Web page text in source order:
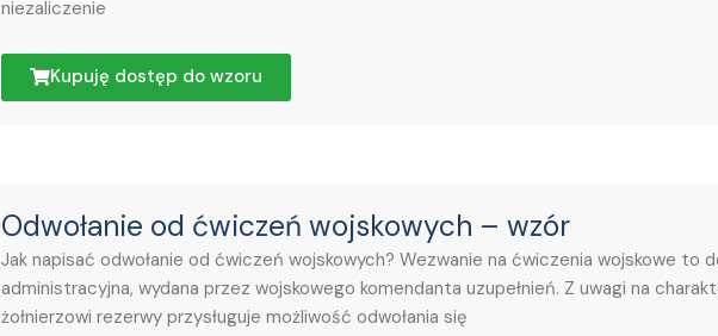
niezaliczenie
Kupuję dostęp do wzoru
Odwołanie od ćwiczeń wojskowych – wzór
Jak napisać odwołanie od ćwiczeń wojskowych? Wezwanie na ćwiczenia wojskowe to
administracyjna, wydana przez wojskowego komendanta uzupełnień. Z uwagi na
żołnierzowi rezerwy przysługuje możliwość odwołania się